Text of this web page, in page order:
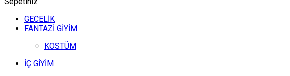
GECELİK
FANTAZİ GİYİM
KOSTÜM
İÇ GİYİM